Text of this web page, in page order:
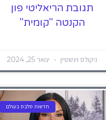
תגובת הריאליטי פון
הקנטה "קומית"
ניקולס וינשטיין ינואר 25, 2024
חדשות סלבס בעולם